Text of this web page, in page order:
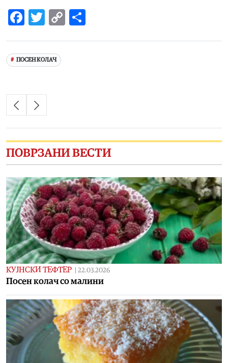
Facebook
Twitter
Copy
ПОСЕН КОЛАЧ
ПОВРЗАНИ ВЕСТИ
КУЈНСКИ ТЕФТЕР | 22.03.2026
Посен колач со малини